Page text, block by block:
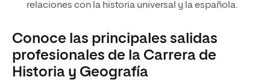
relaciones con la historia universal y la española.
Conoce las principales salidas
profesionales de la Carrera de
Historia y Geografía